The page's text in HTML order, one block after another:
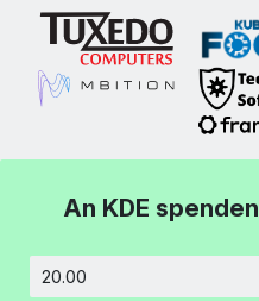
An KDE spenden